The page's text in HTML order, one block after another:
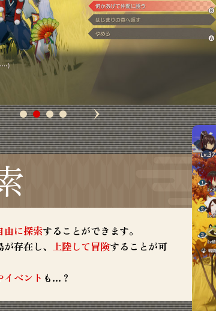
由に探索することができます。
存在し、
上陸して冒険することが可
イベント も...？